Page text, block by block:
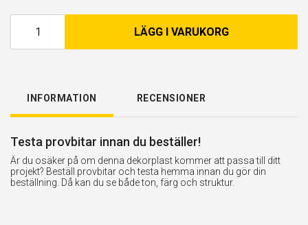
LÄGG I VARUKORG
INFORMATION RECENSIONER
Testa provbitar innan du beställer!
Är du osäker på om denna dekorplast kommer att passa till ditt
projekt? Beställ provbitar och testa hemma innan du gör din
beställning. Då kan du se både ton, färg och struktur.